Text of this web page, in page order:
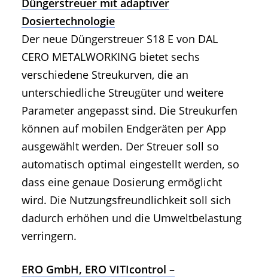
Düngerstreuer mit adaptiver
Dosiertechnologie
Der neue Düngerstreuer S18 E von DAL
CERO METALWORKING bietet sechs
verschiedene Streukurven, die an
unterschiedliche Streugüter und weitere
Parameter angepasst sind. Die Streukurfen
können auf mobilen Endgeräten per App
ausgewählt werden. Der Streuer soll so
automatisch optimal eingestellt werden, so
dass eine genaue Dosierung ermöglicht
wird. Die Nutzungsfreundlichkeit soll sich
dadurch erhöhen und die Umweltbelastung
verringern.
ERO GmbH, ERO VITIcontrol –